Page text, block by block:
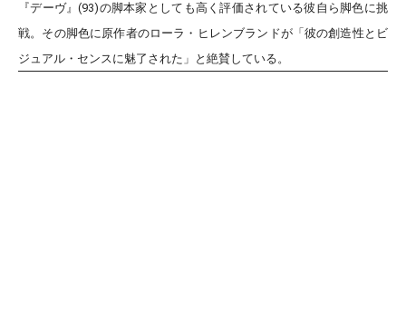
『デーヴ』(93)の脚本家としても高く評価されている彼自ら脚色に挑
戦。その脚色に原作者のローラ・ヒレンブランドが「彼の創造性とビ
ジュアル・センスに魅了された」と絶賛している。